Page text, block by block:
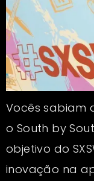
Vocês sabiam
o South by
objetivo do
inovação na